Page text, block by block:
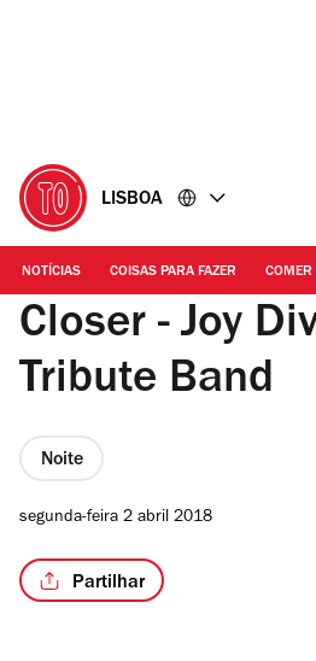
LISBOA
NOTÍCIAS COISAS PARA FAZER COMER
Closer - Joy
Tribute Band
Noite
segunda-feira 2 abril 2018
Partilhar